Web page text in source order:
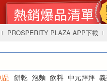
PROSPERITY PLAZA APP下載
品 餅乾 泡麵 飲料 中元拜拜